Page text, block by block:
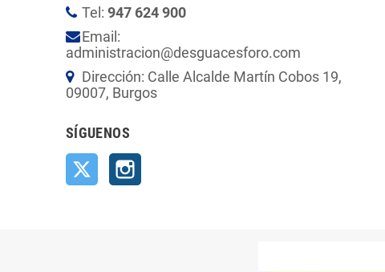
Tel: 947 624 900
Email:
administracion@desguacesforo.com
Dirección: Calle Alcalde Martín Cobos 19,
09007, Burgos
SÍGUENOS
Twitter